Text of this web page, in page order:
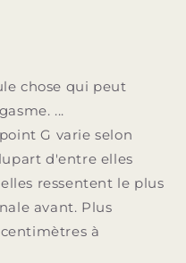
chose qui peut
...
G varie selon
d'entre elles
ressentent le plus
avant. Plus
à